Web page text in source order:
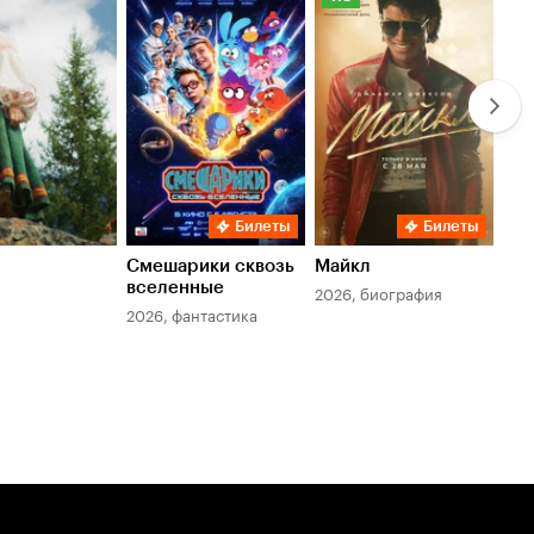
Билеты
Смешарики сквозь
вселенные
2026, фантастика
Кинопоиска
Билеты
Майкл
2026, биография